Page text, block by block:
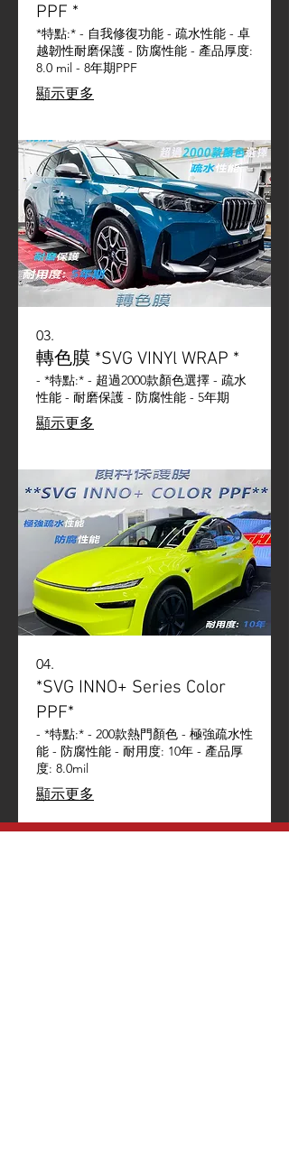
PPF *
*特點:* - 自我修復功能 - 疏水性能 - 卓
越韌性耐磨保護 - 防腐性能 - 產品厚度:
8.0 mil - 8年期PPF
顯示更多
03.
轉色膜 *SVG VINYl WRAP *
- *特點:* - 超過2000款顏色選擇 - 疏水
性能 - 耐磨保護 - 防腐性能 - 5年期
顯示更多
04.
*SVG INNO+ Series Color
PPF*
- *特點:* - 200款熱門顏色 - 極強疏水性
能 - 防腐性能 - 耐用度: 10年 - 產品厚
度: 8.0mil
顯示更多